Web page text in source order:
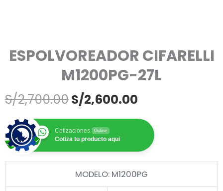
ESPOLVOREADOR CIFARELLI
M1200PG-27L
S/2,700.00El
precio
original
era:
S/2,700.00.
S/2,600.00 El
precio
actual
es:
S/2,600.00.